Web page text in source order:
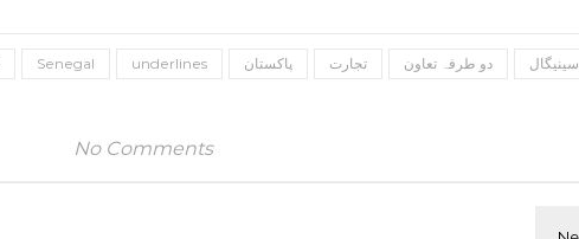
Senegal underlines پاکستان تجارت دو طرفہ تعاون
سینیگال
No Comments